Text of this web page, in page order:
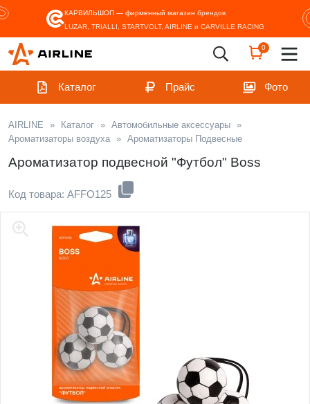
КАРВИЛЬШОП — фирменный магазин брендов
LUZAR, TRIALLI, STARTVOLT, AIRLINE и CARVILLE RACING
0
Каталог Прайс Фото
AIRLINE » Каталог » Автомобильные аксессуары »
Ароматизаторы воздуха » Ароматизаторы Подвесные
Ароматизатор подвесной "Футбол" Boss
Код товара: AFFO125